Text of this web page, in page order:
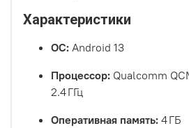
Характеристики
ОС: Android 13
Процессор: Qualcomm
2.4 ГГц
Оперативная память: 4 ГБ